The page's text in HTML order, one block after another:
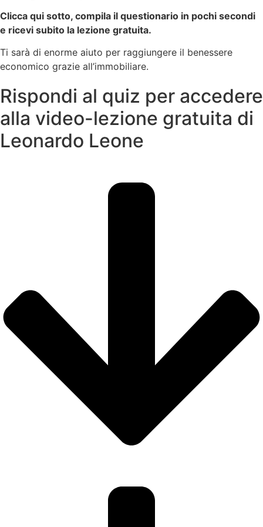
Clicca qui sotto, compila il questionario in pochi secondi
e ricevi subito la lezione gratuita.
Ti sarà di enorme aiuto per raggiungere il benessere
economico grazie all’immobiliare.
Rispondi al quiz per accedere
alla video-lezione gratuita di
Leonardo Leone